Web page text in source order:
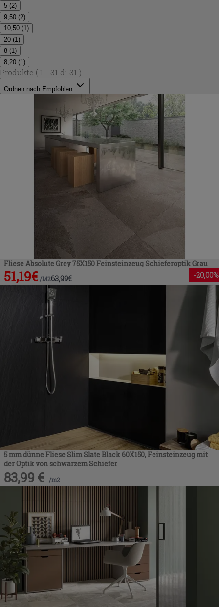
5 (2)
9,50 (2)
10,50 (1 )
20 (1 )
8 (1 )
8,20 (1 )
Produkte ( 1 - 31 di 31 )
Ordnen nach: Empfohlen
Fliese Absolute Grey 75X150 Feinsteinzeug Schieferoptik Grau
51,19€ /M263,99€ -20,00%
5 mm dünne Fliese Slim Slate Black 60X150, Feinsteinzeug mit
der Optik von schwarzem Schiefer
83,99 € /m2